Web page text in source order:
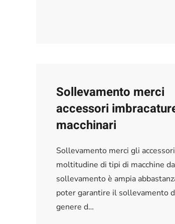
Sollevamento merci
accessori
macchinari
Sollevamento merci gli
moltitudine di tipi di macchine da
sollevamento è ampia
poter garantire il sollevamento
genere d…